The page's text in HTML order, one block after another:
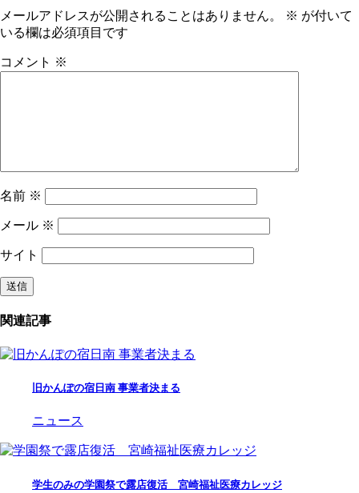
メールアドレスが公開されることはありません。 ※ が付いて
いる欄は必須項目です
コメント ※
名前 ※
メール ※
サイト
関連記事
旧かんぽの宿日南 事業者決まる
ニュース
学生のみの学園祭で露店復活 宮崎福祉医療カレッジ